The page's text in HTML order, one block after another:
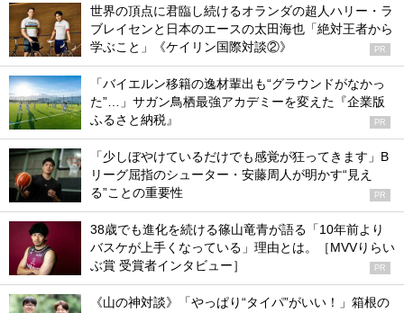
世界の頂点に君臨し続けるオランダの超人ハリー・ラ
ブレイセンと日本のエースの太田海也「絶対王者から
学ぶこと」《ケイリン国際対談②》
PR
「バイエルン移籍の逸材輩出も“グラウンドがなかっ
た”…」サガン鳥栖最強アカデミーを変えた『企業版
ふるさと納税』
PR
「少しぼやけているだけでも感覚が狂ってきます」B
リーグ屈指のシューター・安藤周人が明かす“見え
る”ことの重要性
PR
38歳でも進化を続ける篠山竜青が語る「10年前より
バスケが上手くなっている」理由とは。［MVVりらい
ぶ賞 受賞者インタビュー］
PR
《山の神対談》「やっぱり“タイパ”がいい！」箱根の